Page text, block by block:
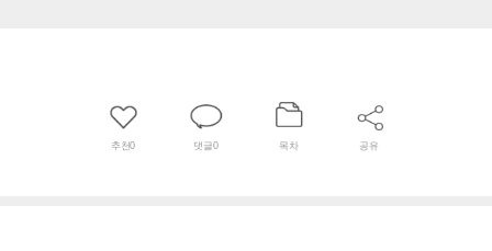
추천0 댓글0 목차 공유